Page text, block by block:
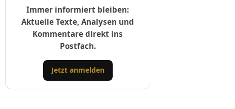
Immer informiert bleiben:
Aktuelle Texte, Analysen und
Kommentare direkt ins
Postfach.
Jetzt anmelden